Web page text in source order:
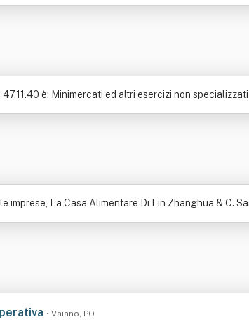
è: Minimercati ed altri esercizi non
imprese, La Casa Alimentare Di Lin Zhanghua & C.
• Vaiano, PO